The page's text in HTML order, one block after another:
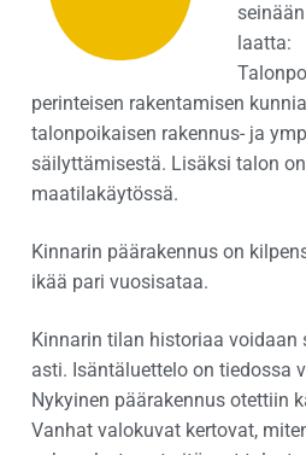
laatta:
perinteisen rakentamisen
talonpoikaisen rakennus- ja
säilyttämisestä. Lisäksi talon
maatilakäytössä.
Kinnarin päärakennus on
ikää pari vuosisataa.
Kinnarin tilan historiaa voidaan
asti. Isäntäluettelo on tiedossa
Nykyinen päärakennus otettiin
Vanhat valokuvat kertovat,